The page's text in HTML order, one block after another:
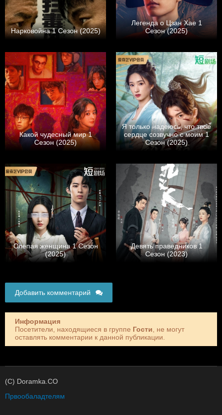
Нарковойна 1 Сезон (2025)
Легенда о Цзан Хае 1
Сезон (2025)
Какой чудесный мир 1
Сезон (2025)
Я только надеюсь, что твое
сердце созвучно с моим 1
Сезон (2025)
Слепая женщина 1 Сезон
(2025)
Девять праведников 1
Сезон (2023)
Добавить комментарий
Информация
Посетители, находящиеся в группе Гости , не могут
оставлять комментарии к данной публикации.
(C) Doramka.CO
Првообаладтелям